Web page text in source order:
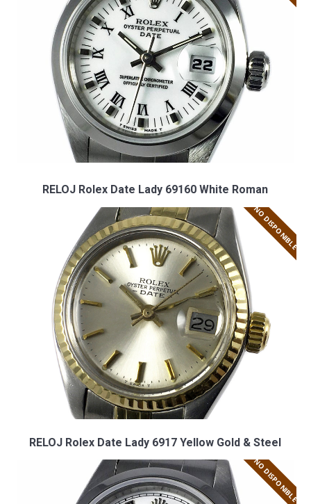
RELOJ Rolex Date Lady 69160 White Roman
NO DISPONIBLE
RELOJ Rolex Date Lady 6917 Yellow Gold & Steel
NO DISPONIBLE